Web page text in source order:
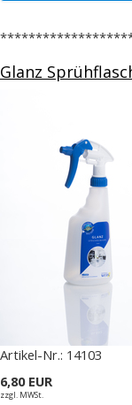
Glanz
Artikel-Nr.: 14103
6,80 EUR
zzgl. MWSt.